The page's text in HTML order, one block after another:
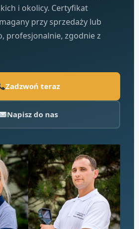
i okolicy. Certyfikat
przy sprzedaży lub
profesjonalnie, zgodnie z
Zadzwoń teraz
Napisz do nas